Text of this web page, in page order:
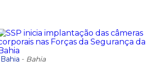
Bahia - Bahia